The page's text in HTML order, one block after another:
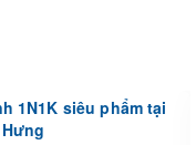
1N1K siêu phẩm tại